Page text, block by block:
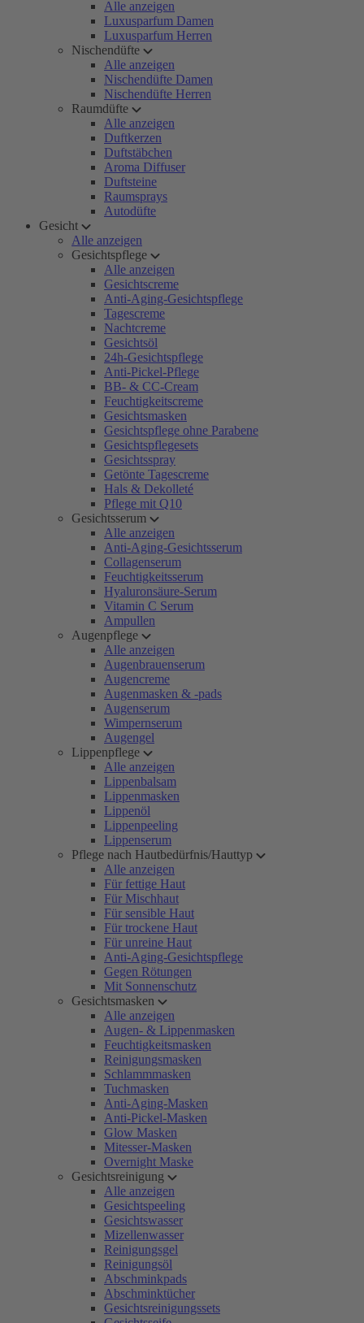
Alle anzeigen
Luxusparfum Damen
Luxusparfum Herren
Nischendüfte
Alle anzeigen
Nischendüfte Damen
Nischendüfte Herren
Raumdüfte
Alle anzeigen
Duftkerzen
Duftstäbchen
Aroma Diffuser
Duftsteine
Raumsprays
Autodüfte
Gesicht
Alle anzeigen
Gesichtspflege
Alle anzeigen
Gesichtscreme
Anti-Aging-Gesichtspflege
Tagescreme
Nachtcreme
Gesichtsöl
24h-Gesichtspflege
Anti-Pickel-Pflege
BB- & CC-Cream
Feuchtigkeitscreme
Gesichtsmasken
Gesichtspflege ohne Parabene
Gesichtspflegesets
Gesichtsspray
Getönte Tagescreme
Hals & Dekolleté
Pflege mit Q10
Gesichtsserum
Alle anzeigen
Anti-Aging-Gesichtsserum
Collagenserum
Feuchtigkeitsserum
Hyaluronsäure-Serum
Vitamin C Serum
Ampullen
Augenpflege
Alle anzeigen
Augenbrauenserum
Augencreme
Augenmasken & -pads
Augenserum
Wimpernserum
Augengel
Lippenpflege
Alle anzeigen
Lippenbalsam
Lippenmasken
Lippenöl
Lippenpeeling
Lippenserum
Pflege nach Hautbedürfnis/Hauttyp
Alle anzeigen
Für fettige Haut
Für Mischhaut
Für sensible Haut
Für trockene Haut
Für unreine Haut
Anti-Aging-Gesichtspflege
Gegen Rötungen
Mit Sonnenschutz
Gesichtsmasken
Alle anzeigen
Augen- & Lippenmasken
Feuchtigkeitsmasken
Reinigungsmasken
Schlammmasken
Tuchmasken
Anti-Aging-Masken
Anti-Pickel-Masken
Glow Masken
Mitesser-Masken
Overnight Maske
Gesichtsreinigung
Alle anzeigen
Gesichtspeeling
Gesichtswasser
Mizellenwasser
Reinigungsgel
Reinigungsöl
Abschminkpads
Abschminktücher
Gesichtsreinigungssets